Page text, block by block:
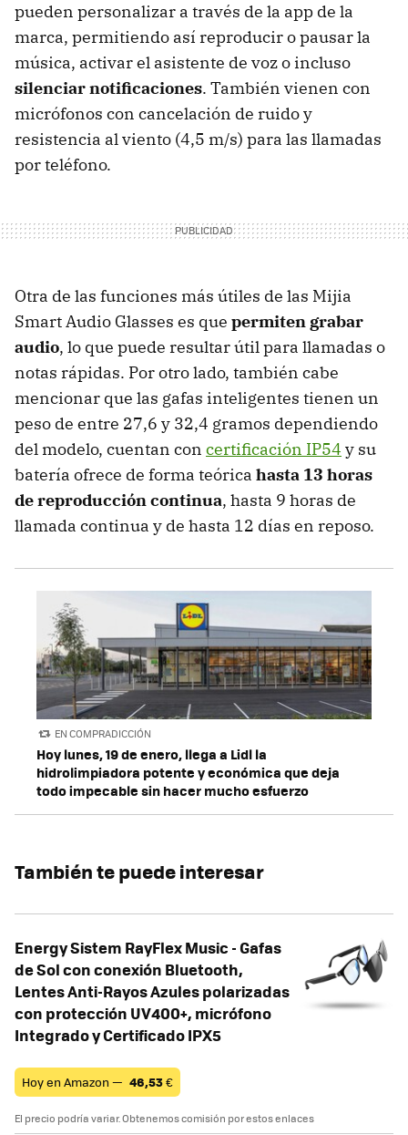
pueden personalizar a través de la app de la
marca, permitiendo así reproducir o pausar la
música, activar el asistente de voz o incluso
silenciar notificaciones. También vienen con
micrófonos con cancelación de ruido y
resistencia al viento (4,5 m/s) para las llamadas
por teléfono.
Otra de las funciones más útiles de las Mijia
Smart Audio Glasses es que permiten grabar
audio, lo que puede resultar útil para llamadas o
notas rápidas. Por otro lado, también cabe
mencionar que las gafas inteligentes tienen un
peso de entre 27,6 y 32,4 gramos dependiendo
del modelo, cuentan con certificación IP54 y su
batería ofrece de forma teórica hasta 13 horas
de reproducción continua, hasta 9 horas de
llamada continua y de hasta 12 días en reposo.
EN COMPRADICCIÓN
Hoy lunes, 19 de enero, llega a Lidl la
hidrolimpiadora potente y económica que deja
todo impecable sin hacer mucho esfuerzo
También te puede interesar
Energy Sistem RayFlex Music - Gafas
de Sol con conexión Bluetooth,
Lentes Anti-Rayos Azules polarizadas
con protección UV400+, micrófono
Integrado y Certificado IPX5
Hoy en Amazon — 46,53€
El precio podría variar. Obtenemos comisión por estos enlaces